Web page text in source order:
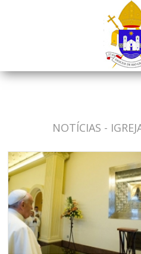
NOTÍCIAS -